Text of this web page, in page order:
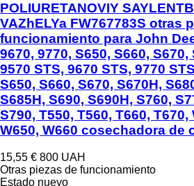
POLIURETANOVIY
VAZhELYa FW767783S otras
funcionamiento para John
9670, 9770, S650, S660, S670,
9570 STS, 9670 STS, 9770
S650, S660, S670, S670H,
S685H, S690, S690H, S760,
S790, T550, T560, T660, T670,
W650, W660 cosechadora de
15,55 € 800 UAH
Otras piezas de funcionamiento
Estado nuevo